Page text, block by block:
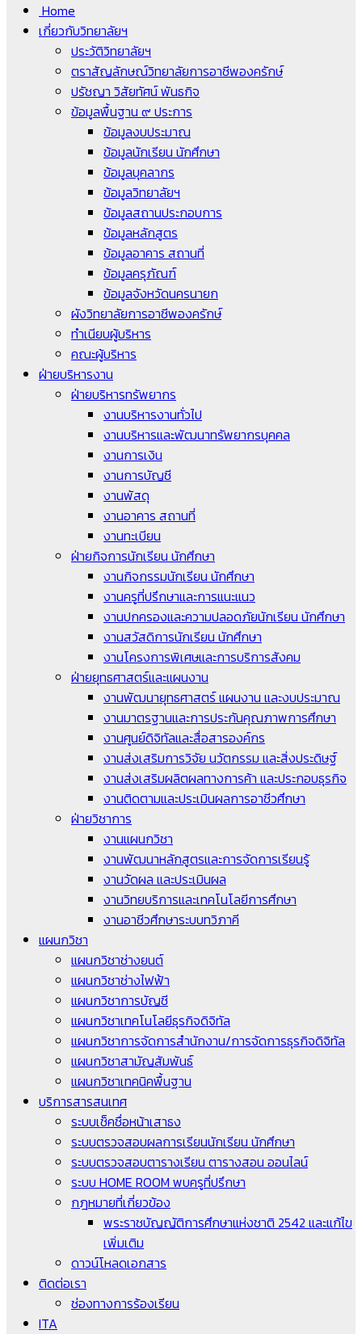
Home
เกี่ยวกับวิทยาลัยฯ
ประวัติวิทยาลัยฯ
ตราสัญลักษณ์วิทยาลัยการอาชีพองครักษ์
ปรัชญา วิสัยทัศน์ พันธกิจ
ข้อมูลพื้นฐาน ๙ ประการ
ข้อมูลงบประมาณ
ข้อมูลนักเรียน นักศึกษา
ข้อมูลบุคลากร
ข้อมูลวิทยาลัยฯ
ข้อมูลสถานประกอบการ
ข้อมูลหลักสูตร
ข้อมูลอาคาร สถานที่
ข้อมูลครุภัณฑ์
ข้อมูลจังหวัดนครนายก
ผังวิทยาลัยการอาชีพองครักษ์
ทำเนียบผู้บริหาร
คณะผู้บริหาร
ฝ่ายบริหารงาน
ฝ่ายบริหารทรัพยากร
งานบริหารงานทั่วไป
งานบริหารและพัฒนาทรัพยากรบุคคล
งานการเงิน
งานการบัญชี
งานพัสดุ
งานอาคาร สถานที่
งานทะเบียน
ฝ่ายกิจการนักเรียน นักศึกษา
งานกิจกรรมนักเรียน นักศึกษา
งานครูที่ปรึกษาและการแนะแนว
งานปกครองและความปลอดภัยนักเรียน นักศึกษา
งานสวัสดิการนักเรียน นักศึกษา
งานโครงการพิเศษและการบริการสังคม
ฝ่ายยุทธศาสตร์และแผนงาน
งานพัฒนายุทธศาสตร์ แผนงาน และงบประมาณ
งานมาตรฐานและการประกันคุณภาพการศึกษา
งานศูนย์ดิจิทัลและสื่อสารองค์กร
งานส่งเสริมการวิจัย นวัตกรรม และสิ่งประดิษฐ์
งานส่งเสริมผลิตผลทางการค้า และประกอบธุรกิจ
งานติดตามและประเมินผลการอาชีวศึกษา
ฝ่ายวิชาการ
งานแผนกวิชา
งานพัฒนาหลักสูตรและการจัดการเรียนรู้
งานวัดผล และประเมินผล
งานวิทยบริการและเทคโนโลยีการศึกษา
งานอาชีวศึกษาระบบทวิภาคี
แผนกวิชา
แผนกวิชาช่างยนต์
แผนกวิชาช่างไฟฟ้า
แผนกวิชาการบัญชี
แผนกวิชาเทคโนโลยีธุรกิจดิจิทัล
แผนกวิชาการจัดการสำนักงาน/การจัดการธุรกิจดิจิทัล
แผนกวิชาสามัญสัมพันธ์
แผนกวิชาเทคนิคพื้นฐาน
บริการสารสนเทศ
ระบบเช็คชื่อหน้าเสาธง
ระบบตรวจสอบผลการเรียนนักเรียน นักศึกษา
ระบบตรวจสอบตารางเรียน ตารางสอน ออนไลน์
ระบบ HOME ROOM พบครูที่ปรึกษา
กฎหมายที่เกี่ยวข้อง
พระราชบัญญัติการศึกษาแห่งชาติ 2542 และแก้ไข
เพิ่มเติม
ดาวน์โหลดเอกสาร
ติดต่อเรา
ช่องทางการร้องเรียน
ITA